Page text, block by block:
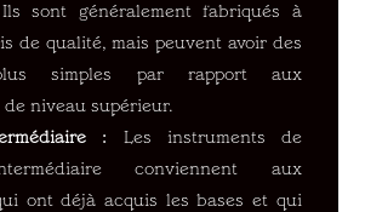
sont généralement fabriqués à
de qualité, mais peuvent avoir des
simples par rapport aux
niveau supérieur.
:
Les instruments de
conviennent aux
ont déjà acquis les bases et qui